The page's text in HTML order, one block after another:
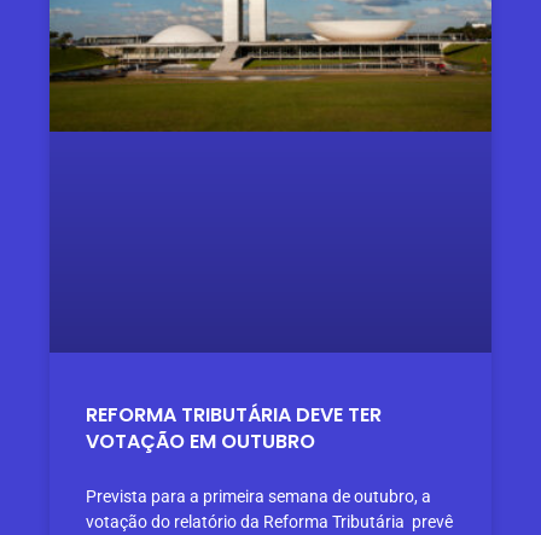
REFORMA TRIBUTÁRIA DEVE TER
VOTAÇÃO EM OUTUBRO
Prevista para a primeira semana de outubro, a
votação do relatório da Reforma Tributária prevê